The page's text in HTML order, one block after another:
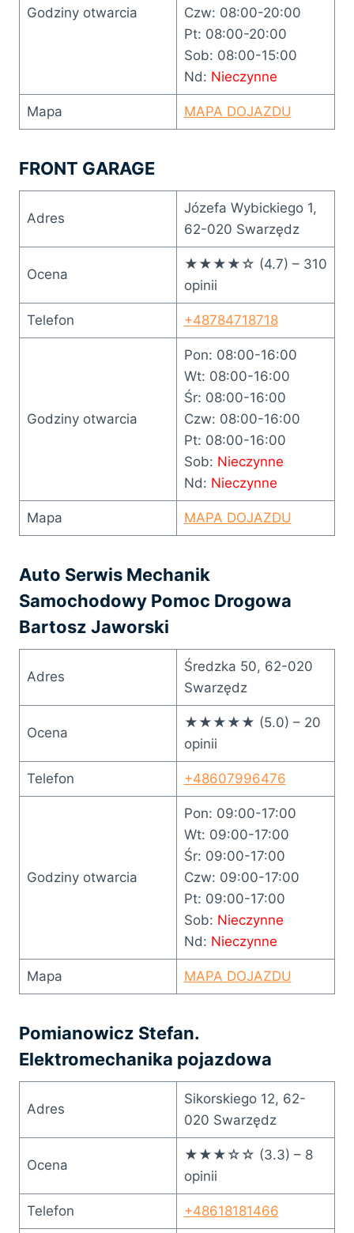
Godziny otwarcia
Czw: 08:00-20:00
Pt: 08:00-20:00
Sob: 08:00-15:00
Nd: Nieczynne
Mapa MAPA DOJAZDU
FRONT GARAGE
Adres
Józefa Wybickiego 1,
62-020 Swarzędz
Ocena
★★★★☆ (4.7) – 310
opinii
Telefon +48784718718
Godziny otwarcia
Pon: 08:00-16:00
Wt: 08:00-16:00
Śr: 08:00-16:00
Czw: 08:00-16:00
Pt: 08:00-16:00
Sob: Nieczynne
Nd: Nieczynne
Mapa MAPA DOJAZDU
Auto Serwis Mechanik
Samochodowy Pomoc Drogowa
Bartosz Jaworski
Adres
Średzka 50, 62-020
Swarzędz
Ocena
★★★★★ (5.0) – 20
opinii
Telefon +48607996476
Godziny otwarcia
Pon: 09:00-17:00
Wt: 09:00-17:00
Śr: 09:00-17:00
Czw: 09:00-17:00
Pt: 09:00-17:00
Sob: Nieczynne
Nd: Nieczynne
Mapa MAPA DOJAZDU
Pomianowicz Stefan.
Elektromechanika pojazdowa
Adres
Sikorskiego 12, 62-
020 Swarzędz
Ocena
★★★☆☆ (3.3) – 8
opinii
Telefon +48618181466